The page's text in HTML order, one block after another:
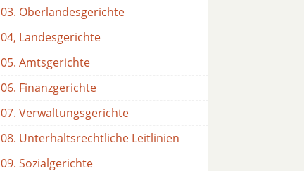
03. Oberlandesgerichte
04, Landesgerichte
05. Amtsgerichte
06. Finanzgerichte
07. Verwaltungsgerichte
08. Unterhaltsrechtliche Leitlinien
09. Sozialgerichte